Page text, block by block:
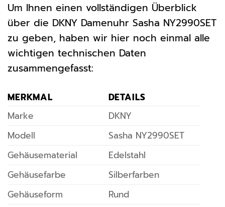
Um Ihnen einen vollständigen Überblick
über die DKNY Damenuhr Sasha NY2990SET
zu geben, haben wir hier noch einmal alle
wichtigen technischen Daten
zusammengefasst:
MERKMAL
DETAILS
Marke
DKNY
Modell
Sasha NY2990SET
Gehäusematerial
Edelstahl
Gehäusefarbe
Silberfarben
Gehäuseform
Rund